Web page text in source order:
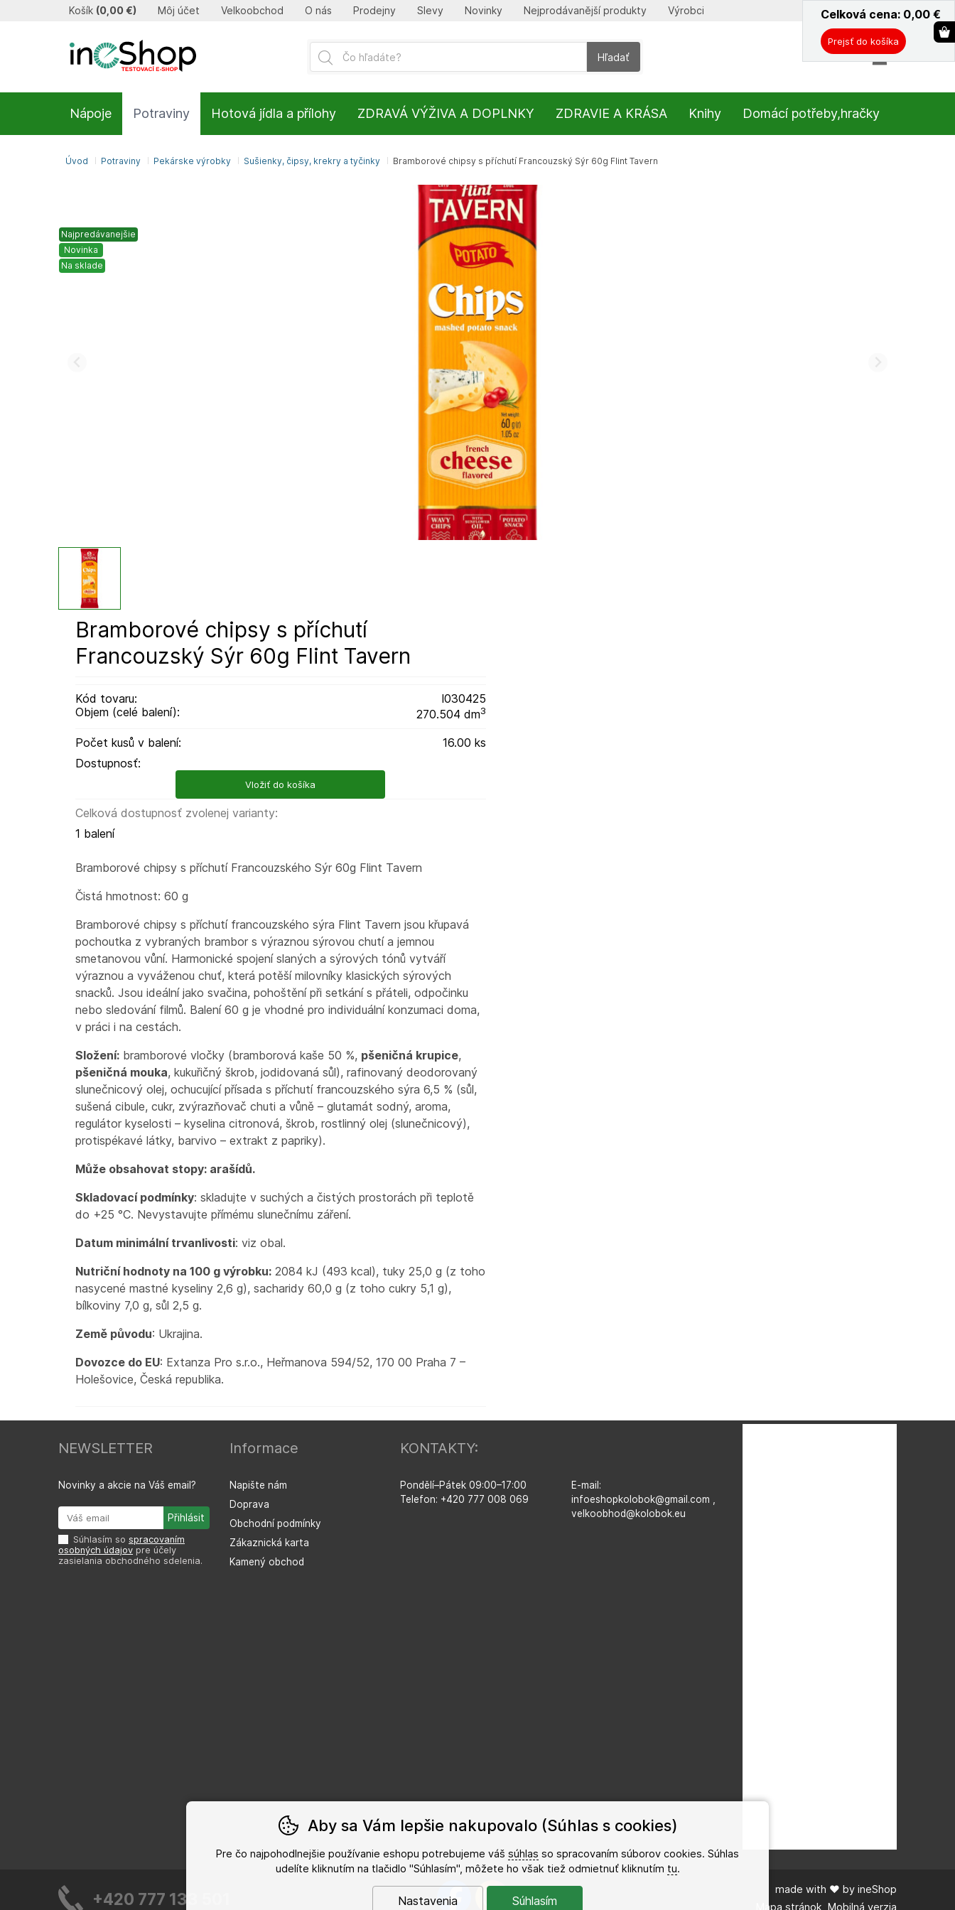
Najpredávanejšie
Novinka
Na sklade
Bramborové chipsy s příchutí
Francouzský Sýr 60g Flint Tavern
Kód tovaru:
l030425
Objem (celé balení):
270.504 dm3
Počet kusů v balení:
16.00 ks
Dostupnosť:
Vložiť do košíka
Celková dostupnosť zvolenej varianty:
1 balení
Bramborové chipsy s příchutí Francouzského Sýr 60g Flint Tavern
Čistá hmotnost: 60 g
Bramborové chipsy s příchutí francouzského sýra Flint Tavern jsou křupavá
pochoutka z vybraných brambor s výraznou sýrovou chutí a jemnou
smetanovou vůní. Harmonické spojení slaných a sýrových tónů vytváří
výraznou a vyváženou chuť, která potěší milovníky klasických sýrových
snacků. Jsou ideální jako svačina, pohoštění při setkání s přáteli, odpočinku
nebo sledování filmů. Balení 60 g je vhodné pro individuální konzumaci doma,
v práci i na cestách.
Složení:bramborové vločky (bramborová kaše 50 %, pšeničná krupice,
pšeničná mouka, kukuřičný škrob, jodidovaná sůl), rafinovaný deodorovaný
slunečnicový olej, ochucující přísada s příchutí francouzského sýra 6,5 % (sůl,
sušená cibule, cukr, zvýrazňovač chuti a vůně – glutamát sodný, aroma,
regulátor kyselosti – kyselina citronová, škrob, rostlinný olej (slunečnicový),
protispékavé látky, barvivo – extrakt z papriky).
Může obsahovat stopy: arašídů.
Skladovací podmínky: skladujte v suchých a čistých prostorách při teplotě
do +25 °C. Nevystavujte přímému slunečnímu záření.
Datum minimální trvanlivosti: viz obal.
Nutriční hodnoty na 100 g výrobku:2084 kJ (493 kcal), tuky 25,0 g (z toho
nasycené mastné kyseliny 2,6 g), sacharidy 60,0 g (z toho cukry 5,1 g),
bílkoviny 7,0 g, sůl 2,5 g.
Země původu: Ukrajina.
Dovozce do EU: Extanza Pro s.r.o., Heřmanova 594/52, 170 00 Praha 7 –
Holešovice, Česká republika.
Hľadať
ˇ
Celková cena: 0,00 €
Prejsť do košíka
Košík (0,00 €) Môj účet Velkoobchod O nás Prodejny Slevy Novinky Nejprodávanější produkty Výrobci
Úvod Potraviny Pekárske výrobky Sušienky, čipsy, krekry a tyčinky Bramborové chipsy s příchutí Francouzský Sýr 60g Flint Tavern
Nápoje Potraviny Hotová jídla a přílohy ZDRAVÁ VÝŽIVA A DOPLNKY ZDRAVIE A KRÁSA Knihy Domácí potřeby,hračky
NEWSLETTER
Novinky a akcie na Váš email?
Súhlasím so spracovaním
osobných údajov pre účely
zasielania obchodného sdelenia.
Informace
Napište nám
Doprava
Obchodní podmínky
Zákaznická karta
Kamený obchod
KONTAKTY:
Pondělí–​Pátek 09:00–​17:00
Telefon: +420 777 008 069
E-mail:
infoeshopkolobok@gmail.com ,
velkoobhod@kolobok.eu
+420 777 133 501
made with ❤ by ineShop
Mapa stránok Mobilná verzia
Aby sa Vám lepšie nakupovalo (Súhlas s cookies)
Pre čo najpohodlnejšie používanie eshopu potrebujeme váš súhlas so spracovaním súborov cookies. Súhlas
udelíte kliknutím na tlačidlo "Súhlasím", môžete ho však tiež odmietnuť kliknutím tu.
Nastavenia Súhlasím